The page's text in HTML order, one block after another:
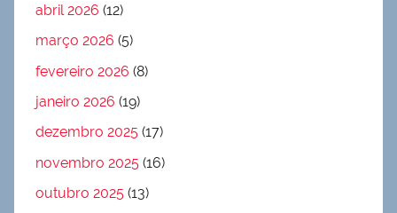
abril 2026 (12)
março 2026 (5)
fevereiro 2026 (8)
janeiro 2026 (19)
dezembro 2025 (17)
novembro 2025 (16)
outubro 2025 (13)